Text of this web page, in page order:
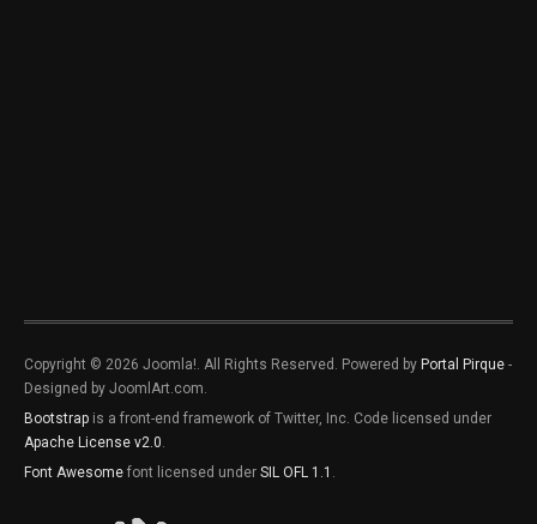
Copyright © 2026 Joomla!. All Rights Reserved. Powered by Portal Pirque -
Designed by JoomlArt.com.
Bootstrap is a front-end framework of Twitter, Inc. Code licensed under
Apache License v2.0.
Font Awesome font licensed under SIL OFL 1.1 .